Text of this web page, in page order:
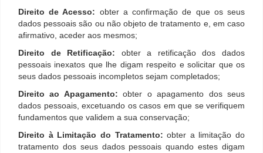
Direito de Acesso: obter a confirmação de que os seus
dados pessoais são ou não objeto de tratamento e, em caso
afirmativo, aceder aos mesmos;
Direito de Retificação: obter a retificação dos dados
pessoais inexatos que lhe digam respeito e solicitar que os
seus dados pessoais incompletos sejam completados;
Direito ao Apagamento:obter o apagamento dos seus
dados pessoais, excetuando os casos em que se verifiquem
fundamentos que validem a sua conservação;
Direito à Limitação do Tratamento:obter a limitação do
tratamento dos seus dados pessoais quando estes digam